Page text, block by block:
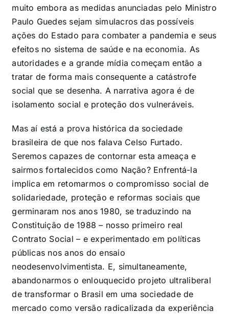
muito embora as medidas anunciadas pelo Ministro
Paulo Guedes sejam simulacros das possíveis
ações do Estado para combater a pandemia e seus
efeitos no sistema de saúde e na economia. As
autoridades e a grande mídia começam então a
tratar de forma mais consequente a catástrofe
social que se desenha. A narrativa agora é de
isolamento social e proteção dos vulneráveis.
Mas aí está a prova histórica da sociedade
brasileira de que nos falava Celso Furtado.
Seremos capazes de contornar esta ameaça e
sairmos fortalecidos como Nação? Enfrentá-la
implica em retomarmos o compromisso social de
solidariedade, proteção e reformas sociais que
germinaram nos anos 1980, se traduzindo na
Constituição de 1988 – nosso primeiro real
Contrato Social – e experimentado em políticas
públicas nos anos do ensaio
neodesenvolvimentista. E, simultaneamente,
abandonarmos o enlouquecido projeto ultraliberal
de transformar o Brasil em uma sociedade de
mercado como versão radicalizada da experiência